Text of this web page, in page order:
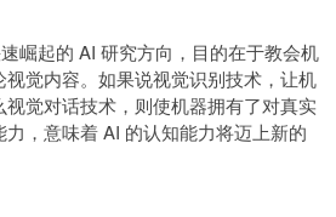
崛起的 AI 研究方向，目的在于教会机
觉内容。如果说视觉识别技术，让机
觉对话技术，则使机器拥有了对真实
，意味着 AI 的认知能力将迈上新的